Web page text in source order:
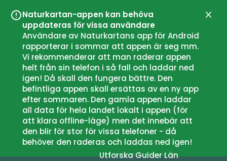
Naturkartan-appen kan behöva
uppdateras för vissa användare
Användare av Naturkartans app för Android
rapporterar i sommar att appen är seg mm.
Vi rekommenderar att man raderar appen
helt från sin telefon i så fall och laddar ned
igen! Då skall den fungera bättre. Den
befintliga appen skall ersättas av en ny app
efter sommaren. Den gamla appen laddar
all data för hela landet lokalt i appen (för
att klara offline-läge) men det innebär att
den blir för stor för vissa telefoner - då
behöver den raderas och laddas ned igen!
UtforskaGuiderLän